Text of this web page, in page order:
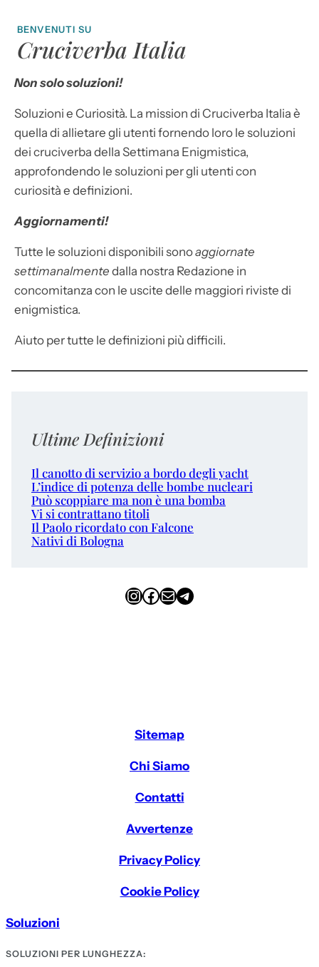
BENVENUTI SU
Cruciverba Italia
Non solo soluzioni!
Soluzioni e Curiosità. La mission di Cruciverba Italia è
quella di allietare gli utenti fornendo loro le soluzioni
dei cruciverba della Settimana Enigmistica,
approfondendo le soluzioni per gli utenti con
curiosità e definizioni.
Aggiornamenti!
Tutte le soluzioni disponibili sonoaggiornate
settimanalmente dalla nostra Redazione in
concomitanza con le uscite delle maggiori riviste di
enigmistica.
Aiuto per tutte le definizioni più difficili.
Ultime Definizioni
Il canotto di servizio a bordo degli yacht
L’indice di potenza delle bombe nucleari
Può scoppiare ma non è una bomba
Vi si contrattano titoli
Il Paolo ricordato con Falcone
Nativi di Bologna
InstagramFacebook Email Telegram
Sitemap
Chi Siamo
Contatti
Avvertenze
Privacy Policy
Cookie Policy
Soluzioni
SOLUZIONI PER LUNGHEZZA: